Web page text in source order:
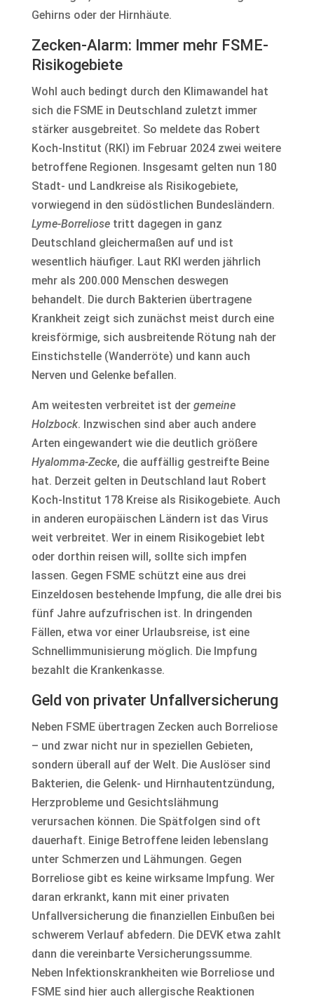
Gehirns oder der Hirnhäute.
Zecken-Alarm: Immer mehr FSME-
Risikogebiete
Wohl auch bedingt durch den Klimawandel hat
sich die FSME in Deutschland zuletzt immer
stärker ausgebreitet. So meldete das Robert
Koch-Institut (RKI) im Februar 2024 zwei weitere
betroffene Regionen. Insgesamt gelten nun 180
Stadt- und Landkreise als Risikogebiete,
vorwiegend in den südöstlichen Bundesländern.
Lyme-Borreliosetritt dagegen in ganz
Deutschland gleichermaßen auf und ist
wesentlich häufiger. Laut RKI werden jährlich
mehr als 200.000 Menschen deswegen
behandelt. Die durch Bakterien übertragene
Krankheit zeigt sich zunächst meist durch eine
kreisförmige, sich ausbreitende Rötung nah der
Einstichstelle (Wanderröte) und kann auch
Nerven und Gelenke befallen.
Am weitesten verbreitet ist der gemeine
Holzbock. Inzwischen sind aber auch andere
Arten eingewandert wie die deutlich größere
Hyalomma-Zecke, die auffällig gestreifte Beine
hat. Derzeit gelten in Deutschland laut Robert
Koch-Institut 178 Kreise als Risikogebiete. Auch
in anderen europäischen Ländern ist das Virus
weit verbreitet. Wer in einem Risikogebiet lebt
oder dorthin reisen will, sollte sich impfen
lassen. Gegen FSME schützt eine aus drei
Einzeldosen bestehende Impfung, die alle drei bis
fünf Jahre aufzufrischen ist. In dringenden
Fällen, etwa vor einer Urlaubsreise, ist eine
Schnellimmunisierung möglich. Die Impfung
bezahlt die Krankenkasse.
Geld von privater Unfallversicherung
Neben FSME übertragen Zecken auch Borreliose
– und zwar nicht nur in speziellen Gebieten,
sondern überall auf der Welt. Die Auslöser sind
Bakterien, die Gelenk- und Hirnhautentzündung,
Herzprobleme und Gesichtslähmung
verursachen können. Die Spätfolgen sind oft
dauerhaft. Einige Betroffene leiden lebenslang
unter Schmerzen und Lähmungen. Gegen
Borreliose gibt es keine wirksame Impfung. Wer
daran erkrankt, kann mit einer privaten
Unfallversicherung die finanziellen Einbußen bei
schwerem Verlauf abfedern. Die DEVK etwa zahlt
dann die vereinbarte Versicherungssumme.
Neben Infektionskrankheiten wie Borreliose und
FSME sind hier auch allergische Reaktionen